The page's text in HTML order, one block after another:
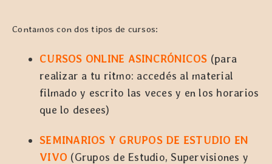
Contamos con dos tipos de cursos:
CURSOS ONLINE ASINCRÓNICOS (para
realizar a tu ritmo: accedés al material
filmado y escrito las veces y en los horarios
que lo desees)
SEMINARIOS Y GRUPOS DE ESTUDIO EN
VIVO (Grupos de Estudio, Supervisiones y